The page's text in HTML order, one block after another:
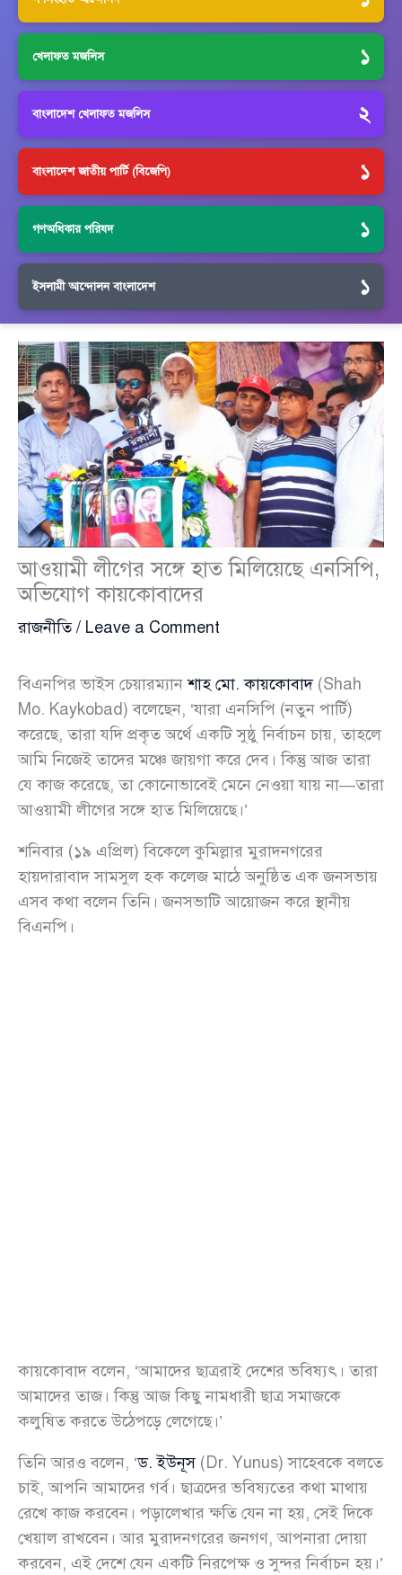
খেলাফত মজলিস ১
বাংলাদেশ খেলাফত মজলিস ২
বাংলাদেশ জাতীয় পার্টি (বিজেপি) ১
গণঅধিকার পরিষদ ১
ইসলামী আন্দোলন বাংলাদেশ ১
আওয়ামী লীগের সঙ্গে হাত মিলিয়েছে এনসিপি,
অভিযোগ কায়কোবাদের
রাজনীতি/ Leave a Comment
বিএনপির ভাইস চেয়ারম্যানশাহ মো. কায়কোবাদ(Shah
Mo. Kaykobad) বলেছেন, ‘যারা এনসিপি (নতুন পার্টি)
করেছে, তারা যদি প্রকৃত অর্থে একটি সুষ্ঠু নির্বাচন চায়, তাহলে
আমি নিজেই তাদের মঞ্চে জায়গা করে দেব। কিন্তু আজ তারা
যে কাজ করেছে, তা কোনোভাবেই মেনে নেওয়া যায় না—তারা
আওয়ামী লীগের সঙ্গে হাত মিলিয়েছে।’
শনিবার (১৯ এপ্রিল) বিকেলে কুমিল্লার মুরাদনগরের
হায়দারাবাদ সামসুল হক কলেজ মাঠে অনুষ্ঠিত এক জনসভায়
এসব কথা বলেন তিনি। জনসভাটি আয়োজন করে স্থানীয়
বিএনপি।
কায়কোবাদ বলেন, ‘আমাদের ছাত্ররাই দেশের ভবিষ্যৎ। তারা
আমাদের তাজ। কিন্তু আজ কিছু নামধারী ছাত্র সমাজকে
কলুষিত করতে উঠেপড়ে লেগেছে।’
তিনি আরও বলেন, ‘ড. ইউনূস(Dr. Yunus) সাহেবকে বলতে
চাই, আপনি আমাদের গর্ব। ছাত্রদের ভবিষ্যতের কথা মাথায়
রেখে কাজ করবেন। পড়ালেখার ক্ষতি যেন না হয়, সেই দিকে
খেয়াল রাখবেন। আর মুরাদনগরের জনগণ, আপনারা দোয়া
করবেন, এই দেশে যেন একটি নিরপেক্ষ ও সুন্দর নির্বাচন হয়।’